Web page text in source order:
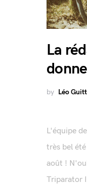
La
by Léo
L'équipe
très bel
août !
Triparator